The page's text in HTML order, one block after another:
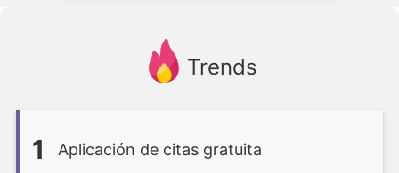
Trends
1 Aplicación de citas gratuita